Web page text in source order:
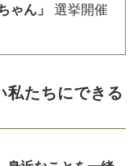
ゃん」
選挙開催
私たちにできる